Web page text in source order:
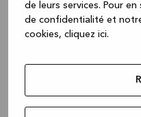
de leurs services. Pour
de confidentialité et
cookies, cliquez ici.
loadingwww.kvik.be